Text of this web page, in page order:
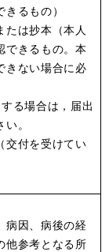
きるもの）
たは抄本（本人
できるもの。本
きない場合に必
る場合は，届出
。
交付を受けてい
病因、病後の経
他参考となる所